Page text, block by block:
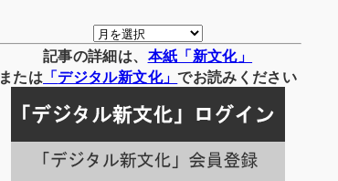
月
別
の
事
一
覧
記事の詳細は、 本紙「新文化」
または 「デジタル新文化」でお読みください